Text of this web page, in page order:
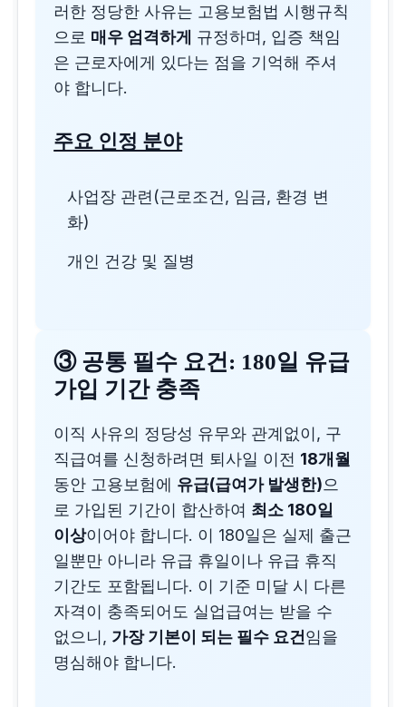
러한 정당한 사유는 고용보험법 시행규칙
으로 매우 엄격하게 규정하며, 입증 책임
은 근로자에게 있다는 점을 기억해 주셔
야 합니다.
주요 인정 분야
사업장 관련(근로조건, 임금, 환경 변
화)
개인 건강 및 질병
③공통 필수 요건: 180일 유급
가입 기간 충족
이직 사유의 정당성 유무와 관계없이, 구
직급여를 신청하려면 퇴사일 이전 18개월
동안 고용보험에 유급(급여가 발생한)으
로 가입된 기간이 합산하여 최소 180일
이상이어야 합니다. 이 180일은 실제 출근
일뿐만 아니라 유급 휴일이나 유급 휴직
기간도 포함됩니다. 이 기준 미달 시 다른
자격이 충족되어도 실업급여는 받을 수
없으니, 가장 기본이 되는 필수 요건임을
명심해야 합니다.